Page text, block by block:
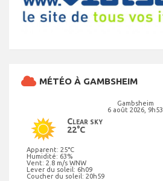
MÉTÉO À GAMBSHEIM
Gambsheim
6 août 2026, 9h53
Clear sky
22°C
Apparent: 25°C
Humidité: 63%
Vent: 2.8 m/s WNW
Lever du soleil: 6h09
Coucher du soleil: 20h59